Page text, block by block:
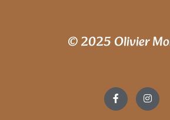
© 2025 Olivier